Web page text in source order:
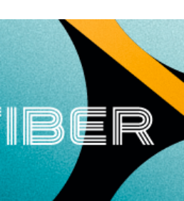
- Advertisement -